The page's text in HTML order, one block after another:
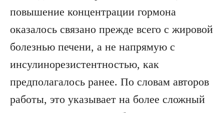
повышение концентрации гормона
оказалось связано прежде всего с жировой
болезнью печени, а не напрямую с
инсулинорезистентностью, как
предполагалось ранее. По словам авторов
работы, это указывает на более сложный